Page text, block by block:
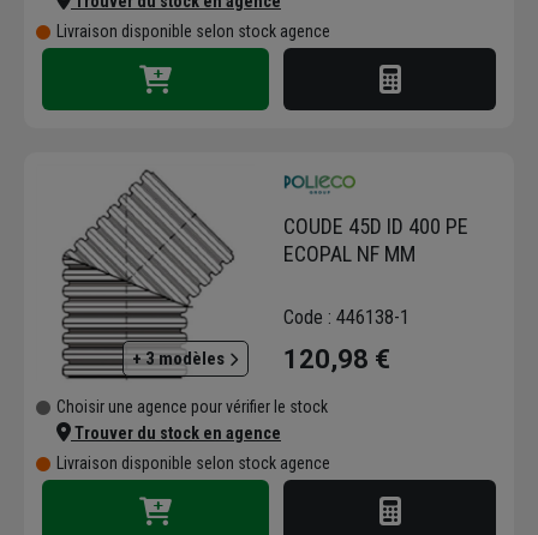
Livraison disponible selon stock agence
+ 3 modèles
COUDE 45D ID 400 PE
ECOPAL NF MM
Code : 446138-1
120,98 €
Choisir une agence pour vérifier le stock
Trouver du stock en agence
Livraison disponible selon stock agence